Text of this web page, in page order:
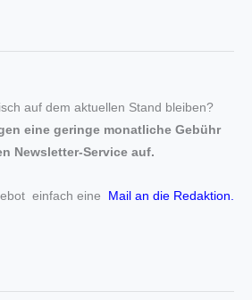
auf dem aktuellen Stand bleiben?
eine geringe monatliche Gebühr
Newsletter-Service auf.
einfach eine Mail an die Redaktion.